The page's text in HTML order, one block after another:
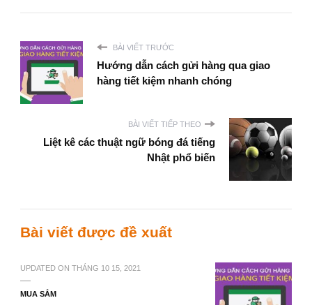
BÀI VIẾT TRƯỚC
Hướng dẫn cách gửi hàng qua giao
hàng tiết kiệm nhanh chóng
BÀI VIẾT TIẾP THEO
Liệt kê các thuật ngữ bóng đá tiếng
Nhật phổ biến
Bài viết được đề xuất
UPDATED ON THÁNG 10 15, 2021
MUA SẮM